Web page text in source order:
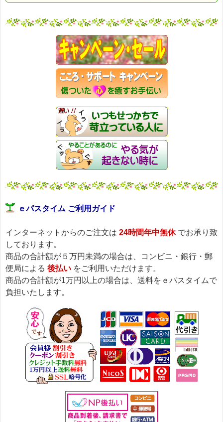
購読解除はこちらからできます
バッチフラワー レメディに出会えて良かった！！
と実感していただくのが私のねがいです。
───────────────────────────────
バッチフラワーレメディ専門店＜ｅパスタイム＞
発行責任者：店長 千葉るみこ
*****@pass-thyme.com
https://pass-thyme.com/
バックナンバー一覧
ｅパスタイム ご利用ガイド
インターネットからのご注文は 24時間年中無休でお承り致
しております。
商品の合計額が５万円未満の場合は、コンビニ・銀行・郵
便局による 後払い をご利用いただけます。
商品の合計額が1万円以上の場合は、送料をｅパスタイムで
負担いたします。